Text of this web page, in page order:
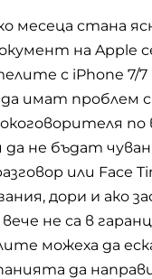
месеца стана
наApple
с iPhone 7/7
имат проблем
по
да не бъдат
или Facе
дори и ако
не са в
можеха да
да